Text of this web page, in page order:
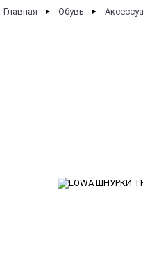
Главная ► Обувь ►